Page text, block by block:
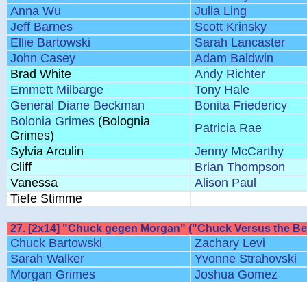
Anna Wu
Julia Ling
Jeff Barnes
Scott Krinsky
Ellie Bartowski
Sarah Lancaster
John Casey
Adam Baldwin
Brad White
Andy Richter
Emmett Milbarge
Tony Hale
General Diane Beckman
Bonita Friedericy
Bolonia Grimes (Bolognia
Grimes)
Patricia Rae
Sylvia Arculin
Jenny McCarthy
Cliff
Brian Thompson
Vanessa
Alison Paul
Tiefe Stimme
27. [2x14] "Chuck gegen Morgan" ("Chuck Versus the
Chuck Bartowski
Zachary Levi
Sarah Walker
Yvonne Strahovski
Morgan Grimes
Joshua Gomez